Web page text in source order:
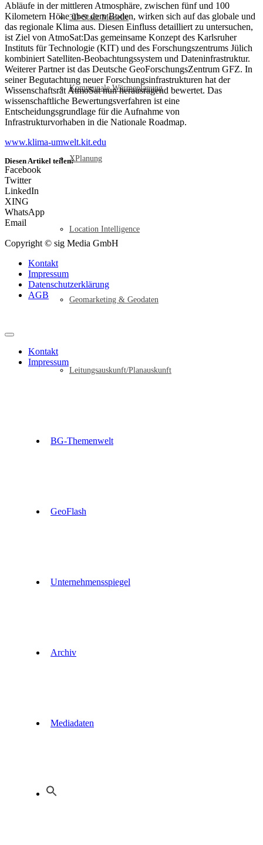
3D-Stadt Modelle
Kommunale Wärmeplanung
XPlanung
Location Intelligence
Geomarketing & Geodaten
Leitungsauskunft/Planauskunft
BG-Themenwelt
GeoFlash
Unternehmensspiegel
Archiv
Mediadaten
Abläufe in der mittleren Atmosphäre, zwischen fünf und 100
Kilometern Höhe über dem Boden, wirken sich auf das globale und
das regionale Klima aus. Diesen Einfluss detailliert zu untersuchen,
ist Ziel von AtmoSat:Das gemeinsame Konzept des Karlsruher
Instituts für Technologie (KIT) und des Forschungszentrums Jülich
kombiniert Satelliten-Beobachtungssystem und Dateninfrastruktur.
Weiterer Partner ist das Deutsche GeoForschungsZentrum GFZ. In
seiner Begutachtung neuer Forschungsinfrastrukturen hat der
Wissenschaftsrat AtmoSat nun herausragend bewertet. Das
wissenschaftliche Bewertungsverfahren ist eine
Entscheidungsgrundlage für die Aufnahme von
Infrastrukturvorhaben in die Nationale Roadmap.
www.klima-umwelt.kit.edu
Diesen Artikel teilen:
Facebook
Twitter
LinkedIn
XING
WhatsApp
Email
Copyright © sig Media GmbH
Kontakt
Impressum
Datenschutzerklärung
AGB
Kontakt
Impressum